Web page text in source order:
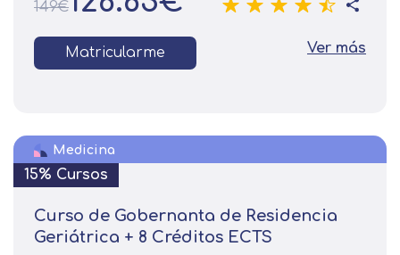
149€
Matricularme Ver más
Medicina
15% Cursos
Curso de Gobernanta de Residencia
Geriátrica + 8 Créditos ECTS